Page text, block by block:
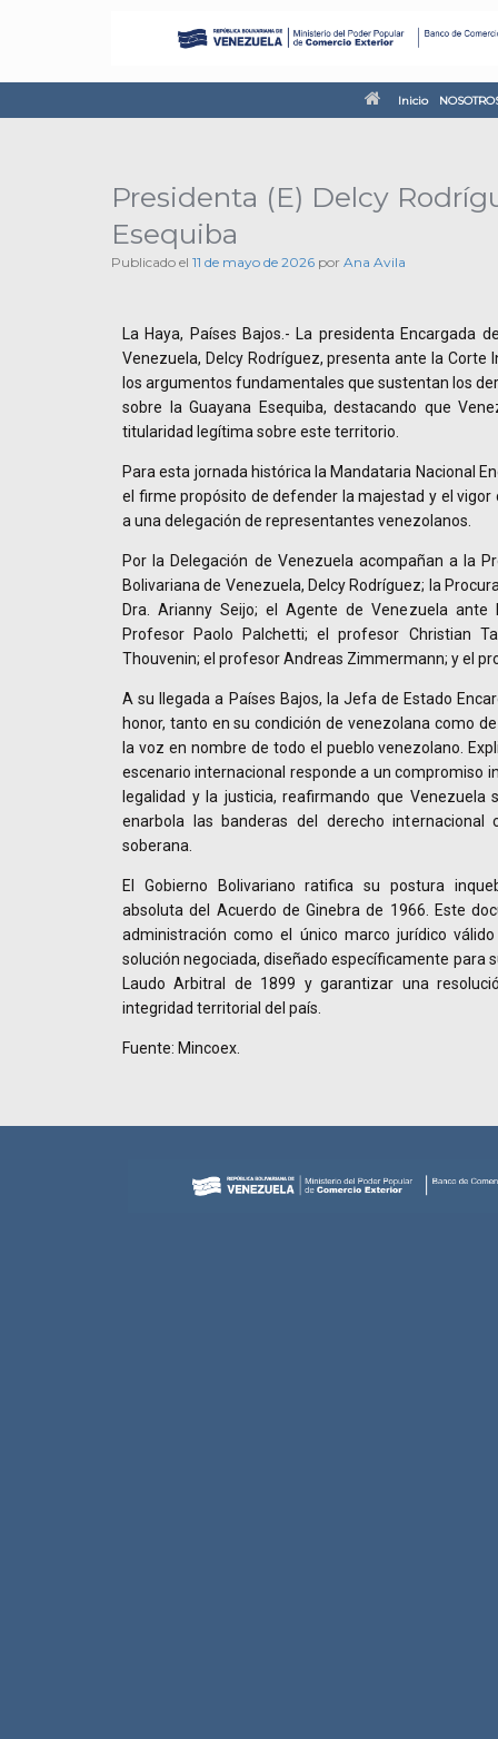
Inicio
Presidenta (E) Delcy
Esequiba
Publicado el 11 de mayo de 2026 por Ana Avila
La Haya, Países Bajos.- La presidenta Encargada
Venezuela, Delcy Rodríguez, presenta ante la Corte
los argumentos fundamentales que sustentan los
sobre la Guayana Esequiba, destacando que
titularidad legítima sobre este territorio.
Para esta jornada histórica la Mandataria Nacional
el firme propósito de defender la majestad y el vigor
a una delegación de representantes venezolanos.
Por la Delegación de Venezuela acompañan a la
Bolivariana de Venezuela, Delcy Rodríguez; la
Dra. Arianny Seijo; el Agente de Venezuela ante
Profesor Paolo Palchetti; el profesor Christian
Thouvenin; el profesor Andreas Zimmermann; y el
A su llegada a Países Bajos, la Jefa de Estado
honor, tanto en su condición de venezolana como
la voz en nombre de todo el pueblo venezolano.
escenario internacional responde a un compromiso
legalidad y la justicia, reafirmando que Venezuela
enarbola las banderas del derecho
soberana.
El Gobierno Bolivariano ratifica su postura
absoluta del Acuerdo de Ginebra de 1966. Este
administración como el único marco jurídico
solución negociada, diseñado específicamente para
Laudo Arbitral de 1899 y garantizar una
integridad territorial del país.
Fuente: Mincoex.